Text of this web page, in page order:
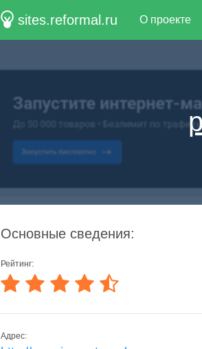
sites.reformal.ru О проекте
Основные сведения:
Рейтинг:
Адрес: